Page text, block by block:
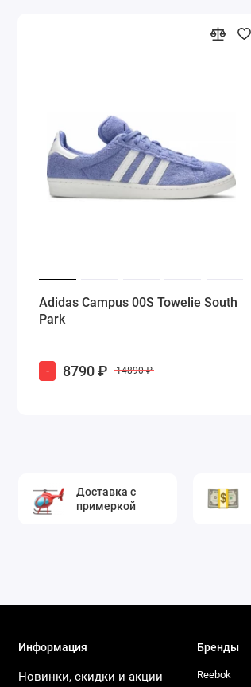
Adidas Campus 00S Towelie South
Park
- 8790 ₽ 14890 ₽
Доставка с
примеркой
Информация
Новинки, скидки и акции
Бренды
Reebok